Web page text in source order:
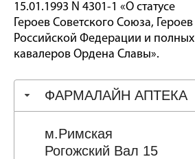
15.01.1993 N 4301-1 «О статусе
Героев Советского Союза, Героев
Российской Федерации и полных
кавалеров Ордена Славы».
ФАРМАЛАЙН АПТЕКА
м.Римская
Рогожский Вал 15